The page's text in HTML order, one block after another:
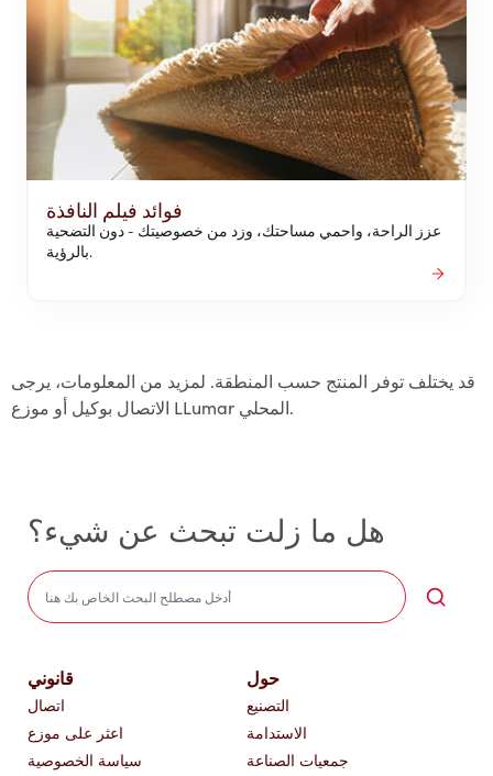
فوائد فيلم النافذة
عزز الراحة، واحمي مساحتك، وزد من خصوصيتك - دون التضحية
بالرؤية.
قد يختلف توفر المنتج حسب المنطقة. لمزيد من المعلومات، يرجى
الاتصال بوكيل أو موزع LLumar المحلي.
هل ما زلت تبحث عن شيء؟
قانوني
اتصال
اعثر على موزع
سياسة الخصوصية
حول
التصنيع
الاستدامة
جمعيات الصناعة